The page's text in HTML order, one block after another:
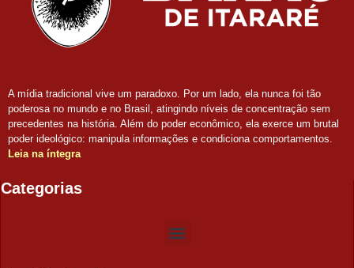
A mídia tradicional vive um paradoxo. Por um lado, ela nunca foi tão
poderosa no mundo e no Brasil, atingindo níveis de concentração sem
precedentes na história. Além do poder econômico, ela exerce um brutal
poder ideológico: manipula informações e condiciona comportamentos.
Leia na íntegra
Categorias